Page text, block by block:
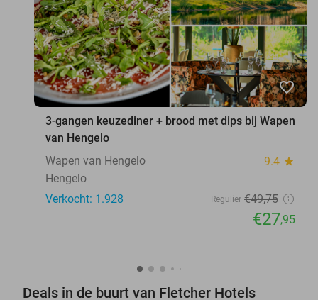
favorite_border
3-gangen keuzediner + brood met dips bij Wapen
van Hengelo
Wapen van Hengelo
9.4 star
Hengelo
Verkocht: 1.928
Regulier €49,75
€27,95
Deals in de buurt van Fletcher Hotels